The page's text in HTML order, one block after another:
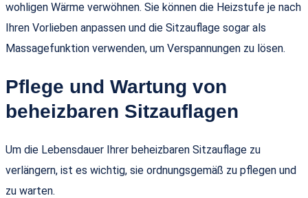
wohligen Wärme verwöhnen. Sie können die Heizstufe je nach
Ihren Vorlieben anpassen und die Sitzauflage sogar als
Massagefunktion verwenden, um Verspannungen zu lösen.
Pflege und Wartung von
beheizbaren Sitzauflagen
Um die Lebensdauer Ihrer beheizbaren Sitzauflage zu
verlängern, ist es wichtig, sie ordnungsgemäß zu pflegen und
zu warten.